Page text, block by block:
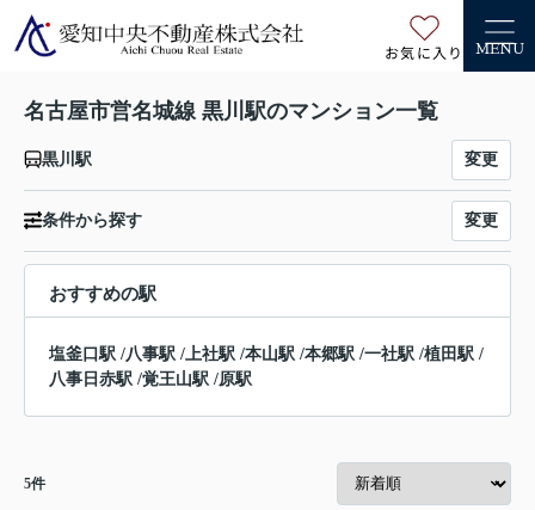
お気に入り MENU
名古屋市営名城線 黒川駅のマンション一覧
黒川駅 変更
条件から探す 変更
おすすめの駅
塩釜口駅 /八事駅 / 上社駅 /本山駅 /本郷駅 /一社駅 /植田駅 /
八事日赤駅 /覚王山駅 /原駅
5件